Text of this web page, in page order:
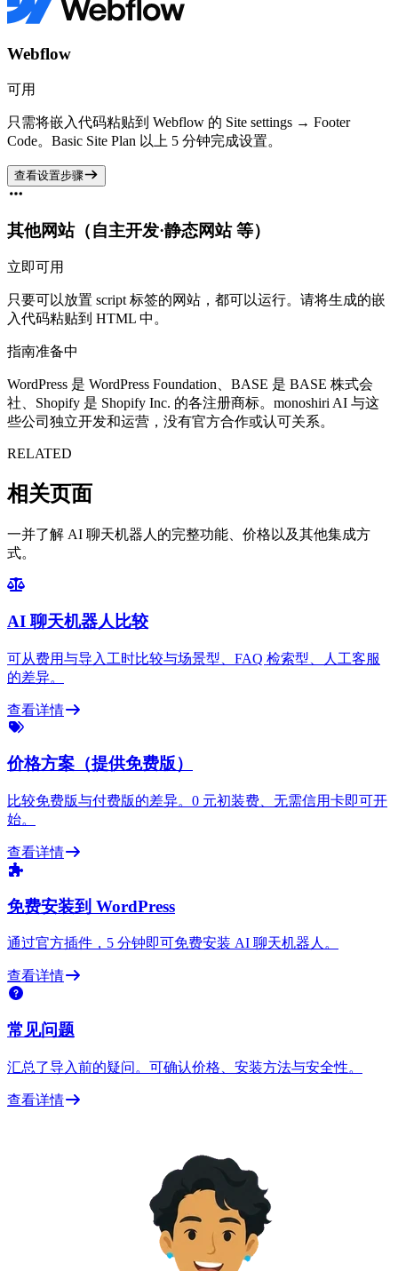
Webflow
可用
只需将嵌入代码粘贴到 Webflow 的 Site settings → Footer
Code。Basic Site Plan 以上 5 分钟完成设置。
查看设置步骤
其他网站（自主开发·静态网站 等）
立即可用
只要可以放置 script 标签的网站，都可以运行。请将生成的嵌
入代码粘贴到 HTML 中。
指南准备中
WordPress 是 WordPress Foundation、BASE 是 BASE 株式会
社、Shopify 是 Shopify Inc. 的各注册商标。monoshiri AI 与这
些公司独立开发和运营，没有官方合作或认可关系。
RELATED
相关页面
一并了解 AI 聊天机器人的完整功能、价格以及其他集成方
式。
AI 聊天机器人比较
可从费用与导入工时比较与场景型、FAQ 检索型、人工客服
的差异。
查看详情
价格方案（提供免费版）
比较免费版与付费版的差异。0 元初装费、无需信用卡即可开
始。
查看详情
免费安装到 WordPress
通过官方插件，5 分钟即可免费安装 AI 聊天机器人。
查看详情
常见问题
汇总了导入前的疑问。可确认价格、安装方法与安全性。
查看详情